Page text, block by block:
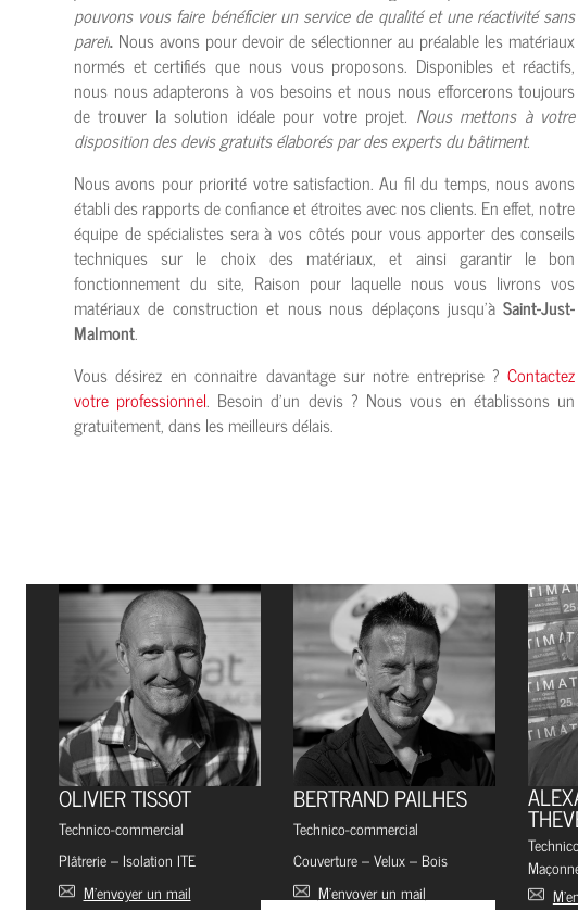
pouvons vous faire bénéficier un service de qualité et une réactivité sans
pareil. Nous avons pour devoir de sélectionner au préalable les matériaux
normés et certifiés que nous vous proposons. Disponibles et réactifs,
nous nous adapterons à vos besoins et nous nous efforcerons toujours
de trouver la solution idéale pour votre projet. Nous mettons à votre
disposition des devis gratuits élaborés par des experts du bâtiment.
Nous avons pour priorité votre satisfaction. Au fil du temps, nous avons
établi des rapports de confiance et étroites avec nos clients. En effet, notre
équipe de spécialistes sera à vos côtés pour vous apporter des conseils
techniques sur le choix des matériaux, et ainsi garantir le bon
fonctionnement du site, Raison pour laquelle nous vous livrons vos
matériaux de construction et nous nous déplaçons jusqu’àSaint-Just-
Malmont.
Vous désirez en connaitre davantage sur notre entreprise ?Contactez
votre professionnel. Besoin d’un devis ? Nous vous en établissons un
gratuitement, dans les meilleurs délais.
OLIVIER TISSOT
Technico-commercial
Plâtrerie – Isolation ITE
M’envoyer un mail
BERTRAND PAILHES
Technico-commercial
Couverture – Velux – Bois
M’envoyer un mail